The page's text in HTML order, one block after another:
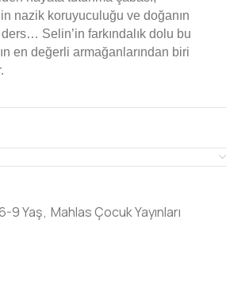
nazik koruyuculuğu ve doğanın
Selin’in farkındalık dolu bu
en değerli armağanlarından biri
9 Yaş, Mahlas Çocuk Yayınları